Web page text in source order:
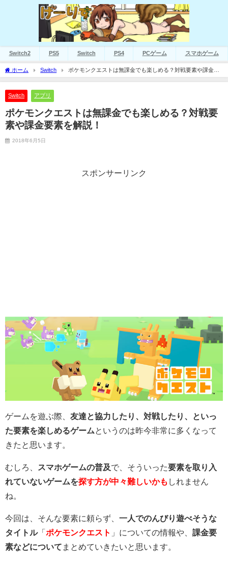
Switch2 PS5 Switch PS4 PCゲーム スマホゲーム
ホーム Switch
ポケモンクエストは無課金でも楽しめる？対戦要素や課金要
素を解説！
Switch アプリ
ポケモンクエストは無課金でも楽しめる？対戦要
素や課金要素を解説！
2018年6月5日
スポンサーリンク
ゲームを遊ぶ際、 友達と協力したり、対戦したり、といっ
た要素を楽しめるゲーム というのは昨今非常に多くなって
きたと思います。
むしろ、 スマホゲームの普及で、そういった要素を取り入
れていないゲームを探す方が中々難しいかも しれません
ね。
今回は、そんな要素に頼らず、 一人でのんびり遊べそうな
タイトル「 ポケモンクエスト 」についての情報や、 課金要
素などについて まとめていきたいと思います。